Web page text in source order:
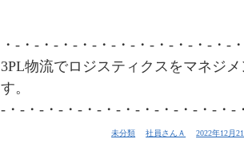
・-・-・-・-・-・-・-・-・-・-・-・-
3PL物流でロジスティクスをマネジ
す。
-・-・-・-・-・-・-・-・-・-・-・-・-
未分類 社員さんＡ 2022年12月